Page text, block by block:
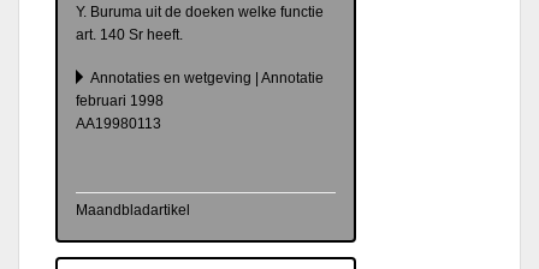
Y. Buruma uit de doeken welke functie
art. 140 Sr heeft.
Annotaties en wetgeving | Annotatie
februari 1998
AA19980113
Maandbladartikel